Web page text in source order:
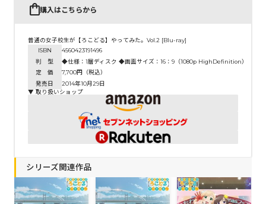
購入はこちらから
普通の女子校生が【ろこどる】やってみた。Vol.2 [Blu-ray]
ISBN
4560423191496
判 型
◆仕様：1層ディスク ◆画面サイズ：16：9（1080p HighDefinition）（一
定 価
7,700円（税込）
発売日
2014年10月29日
▼ 取り扱いショップ
シリーズ関連作品